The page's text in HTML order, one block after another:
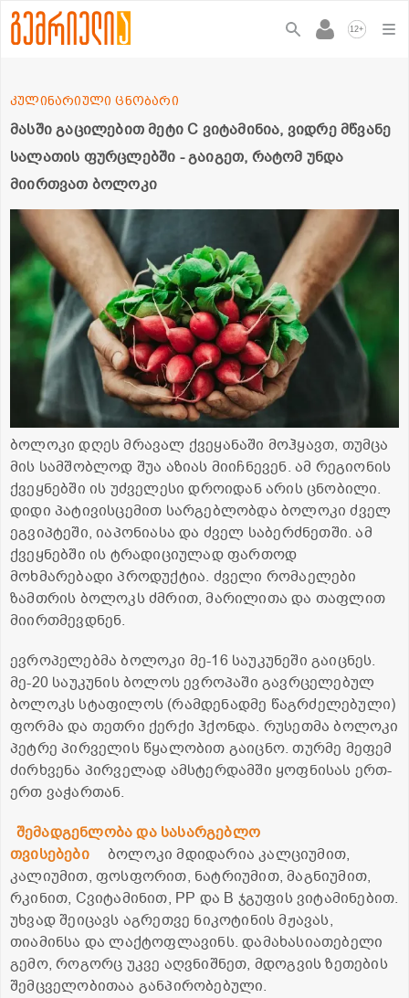
12+
მასში გაცილებით მეტი C ვიტამინია, ვიდრე მწვანე
სალათის ფურცლებში - გაიგეთ, რატომ უნდა
მიირთვათ ბოლოკი
კულინარიული ცნობარი
ბოლოკი დღეს მრავალ ქვეყანაში მოჰყავთ, თუმცა
მის სამშობლოდ შუა აზიას მიიჩნევენ. ამ რეგიონის
ქვეყნებში ის უძველესი დროიდან არის ცნობილი.
დიდი პატივისცემით სარგებლობდა ბოლოკი ძველ
ეგვიპტეში, იაპონიასა და ძველ საბერძნეთში. ამ
ქვეყნებში ის ტრადიციულად ფართოდ
მოხმარებადი პროდუქტია. ძველი რომაელები
ზამთრის ბოლოკს ძმრით, მარილითა და თაფლით
მიირთმევდნენ.
ევროპელებმა ბოლოკი მე-16 საუკუნეში გაიცნეს.
მე-20 საუკუნის ბოლოს ევროპაში გავრცელებულ
ბოლოკს სტაფილოს (რამდენადმე წაგრძელებული)
ფორმა და თეთრი ქერქი ჰქონდა. რუსეთმა ბოლოკი
პეტრე პირველის წყალობით გაიცნო. თურმე მეფემ
ძირხვენა პირველად ამსტერდამში ყოფნისას ერთ-
ერთ ვაჭართან.
შემადგენლობა და სასარგებლო
თვისებები
ბოლოკი მდიდარია კალციუმით,
კალიუმით, ფოსფორით, ნატრიუმით, მაგნიუმით,
რკინით, Cვიტამინით, PP და B ჯგუფის ვიტამინებით.
უხვად შეიცავს აგრეთვე ნიკოტინის მჟავას,
თიამინსა და ლაქტოფლავინს. დამახასიათებელი
გემო, როგორც უკვე აღვნიშნეთ, მდოგვის ზეთების
შემცველობითაა განპირობებული.